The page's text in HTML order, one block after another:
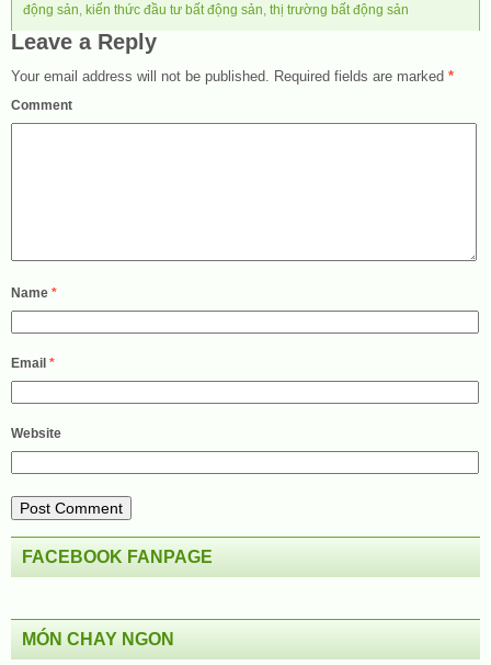
động sản, kiến thức đầu tư bất động sản, thị trường bất động sản
Leave a Reply
Your email address will not be published. Required fields are marked *
Comment
Name *
Email *
Website
FACEBOOK FANPAGE
MÓN CHAY NGON